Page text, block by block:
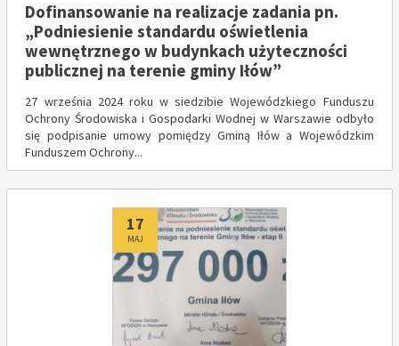
Dofinansowanie na realizacje zadania pn.
„Podniesienie standardu oświetlenia
wewnętrznego w budynkach użyteczności
publicznej na terenie gminy Iłów”
27 września 2024 roku w siedzibie Wojewódzkiego Funduszu
Ochrony Środowiska i Gospodarki Wodnej w Warszawie odbyło
się podpisanie umowy pomiędzy Gminą Iłów a Wojewódzkim
Funduszem Ochrony...
Dodano
17
MAJ